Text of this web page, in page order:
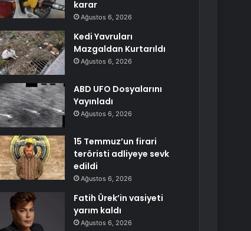
karar
Ağustos 6, 2026
Kedi Yavruları
Mazgaldan Kurtarıldı
Ağustos 6, 2026
ABD UFO Dosyalarını
Yayınladı
Ağustos 6, 2026
15 Temmuz’un firari
teröristi adliyeye sevk
edildi
Ağustos 6, 2026
Fatih Ürek’in vasiyeti
yarım kaldı
Ağustos 6, 2026